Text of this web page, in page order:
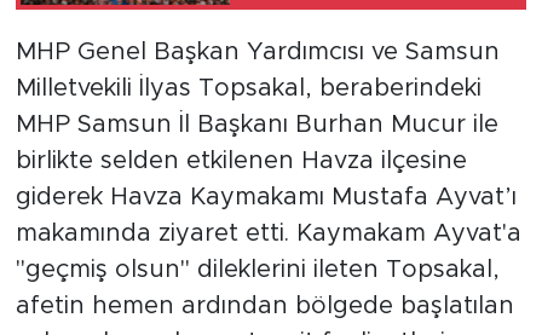
MHP Genel Başkan Yardımcısı ve Samsun
Milletvekili İlyas Topsakal, beraberindeki
MHP Samsun İl Başkanı Burhan Mucur ile
birlikte selden etkilenen Havza ilçesine
giderek Havza Kaymakamı Mustafa Ayvat’ı
makamında ziyaret etti. Kaymakam Ayvat'a
"geçmiş olsun" dileklerini ileten Topsakal,
afetin hemen ardından bölgede başlatılan